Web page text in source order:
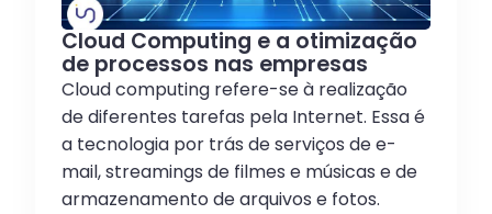
Cloud Computing e a otimização
de processos nas empresas
Cloud computing refere-se à realização
de diferentes tarefas pela Internet. Essa é
a tecnologia por trás de serviços de e-
mail, streamings de filmes e músicas e de
armazenamento de arquivos e fotos.